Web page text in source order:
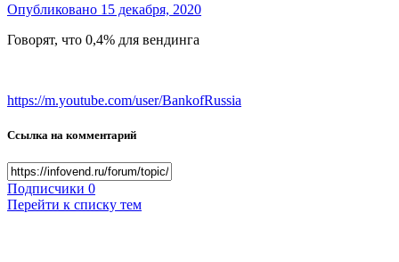
Опубликовано 15 декабря, 2020
Говорят, что 0,4% для вендинга
https://m.youtube.com/user/BankofRussia
Ссылка на комментарий
Подписчики 0
Перейти к списку тем